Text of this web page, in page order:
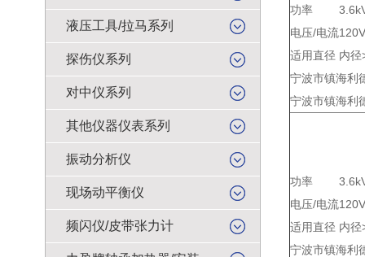
液压工具/拉马系列
探伤仪系列
对中仪系列
其他仪器仪表系列
振动分析仪
现场动平衡仪
频闪仪/皮带张力计
功率
电压/电流
适用直径 内
宁波市镇海利
宁波市镇海利
功率
电压/电流
适用直径 内
宁波市镇海利